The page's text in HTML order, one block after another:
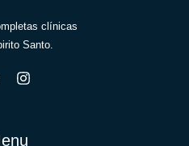
clínicas
Santo.